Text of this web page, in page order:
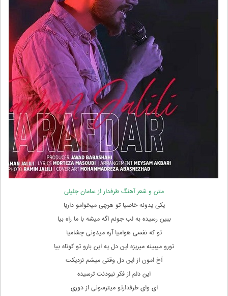
متن و شعر آهنگ طرفدار از سامان جلیلی
یکی یدونه خاصیا تو هرچی میخوامو داریا
ببین رسیده به لب جونم اگه میشه با ما راه بیا
تو که نفسی هوامیا آره میدونی چشامیا
تورو میبینه میریزه این دل یه این بارو تو کوتاه بیا
آخ امون از این دل وقتی میشم نزدیکت
این دلم از فکر نبودنت ترسیده
ای وای طرفدارتو میترسونی از دوری